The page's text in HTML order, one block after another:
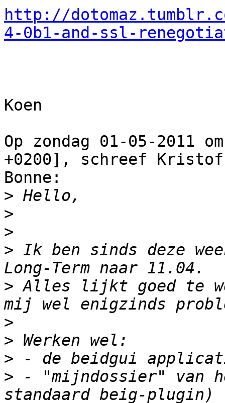
http://
4-0b1-and-ssl-
Koen
Op zondag 01-05-2011
+0200], schreef
Bonne:
>
>
>
> Ik ben sinds deze
> Alles lijkt goed te
>
>
>
> - "mijndossier" van